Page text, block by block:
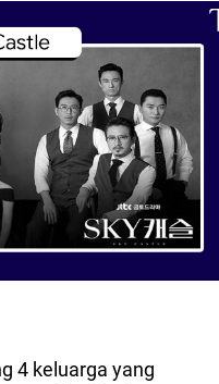
4 keluarga yang